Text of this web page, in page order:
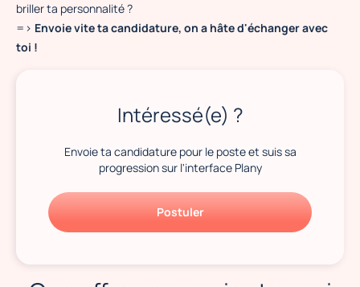
briller ta personnalité ?
=> Envoie vite ta candidature, on a hâte d'échanger avec
toi !
Intéressé(e) ?
Envoie ta candidature pour le poste et suis sa
progression sur l'interface Plany
Postuler